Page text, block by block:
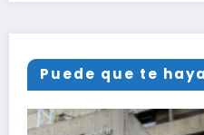
Puede que te
Noticias